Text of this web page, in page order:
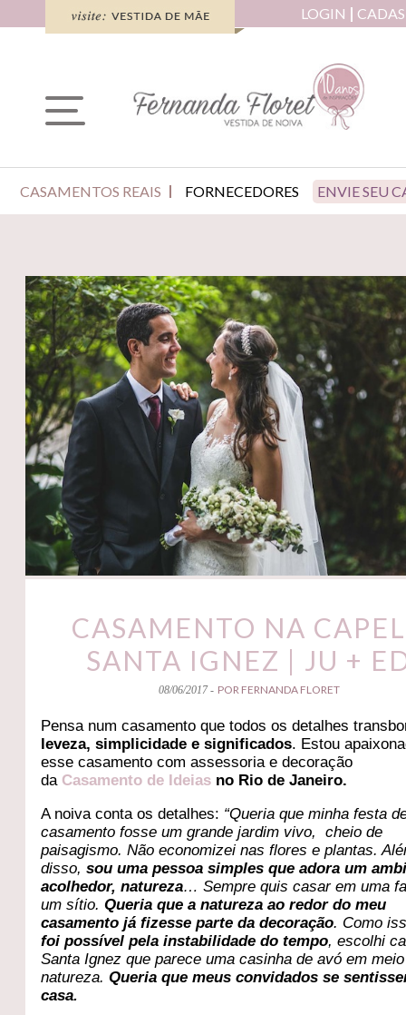
LOGIN
CASAMENTOS REAIS FORNECEDORES ENVIE SEU
CASAMENTO NA
SANTA IGNEZ | JU +
08/06/2017 - POR FERNANDA FLORET
Pensa num casamento que todos os detalhes
leveza, simplicidade e significados. Estou
esse casamento com assessoria e decoração
da Casamento de Ideias no Rio de Janeiro.
A noiva conta os detalhes: “Queria que minha festa
casamento fosse um grande jardim vivo, cheio de
paisagismo. Não economizei nas flores e plantas.
disso,sou uma pessoa simples que adora um
acolhedor, natureza… Sempre quis casar em uma
um sítio.Queria que a natureza ao redor do meu
casamento já fizesse parte da decoração. Como
foi possível pela instabilidade do tempo, escolhi
Santa Ignez que parece uma casinha de avó em
natureza.Queria que meus convidados se
casa.